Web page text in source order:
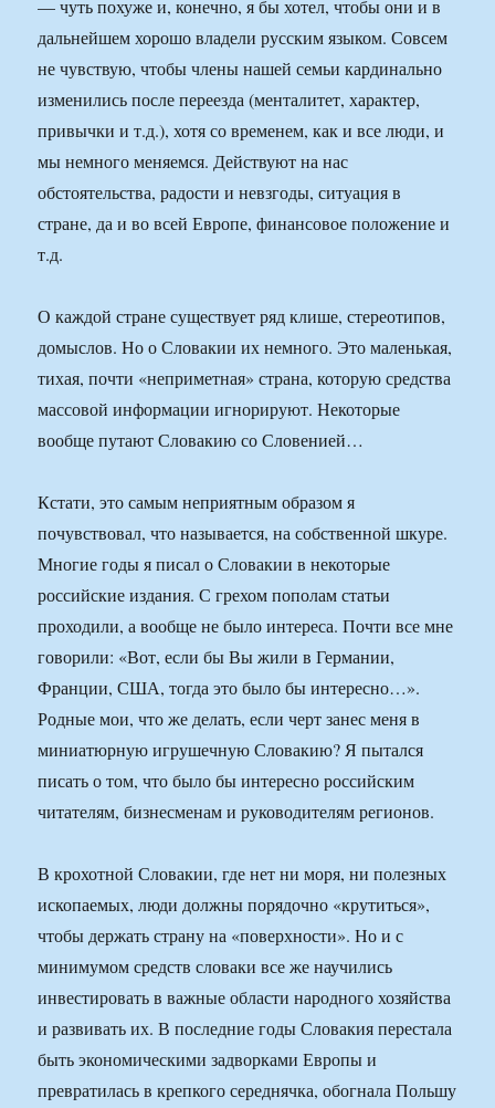
— чуть похуже и, конечно, я бы хотел, чтобы они и в
дальнейшем хорошо владели русским языком. Совсем
не чувствую, чтобы члены нашей семьи кардинально
изменились после переезда (менталитет, характер,
привычки и т.д.), хотя со временем, как и все люди, и
мы немного меняемся. Действуют на нас
обстоятельства, радости и невзгоды, ситуация в
стране, да и во всей Европе, финансовое положение и
т.д.
О каждой стране существует ряд клише, стереотипов,
домыслов. Но о Словакии их немного. Это маленькая,
тихая, почти «неприметная» страна, которую средства
массовой информации игнорируют. Некоторые
вообще путают Словакию со Словенией…
Кстати, это самым неприятным образом я
почувствовал, что называется, на собственной шкуре.
Многие годы я писал о Словакии в некоторые
российские издания. С грехом пополам статьи
проходили, а вообще не было интереса. Почти все мне
говорили: «Вот, если бы Вы жили в Германии,
Франции, США, тогда это было бы интересно…».
Родные мои, что же делать, если черт занес меня в
миниатюрную игрушечную Словакию? Я пытался
писать о том, что было бы интересно российским
читателям, бизнесменам и руководителям регионов.
В крохотной Словакии, где нет ни моря, ни полезных
ископаемых, люди должны порядочно «крутиться»,
чтобы держать страну на «поверхности». Но и с
минимумом средств словаки все же научились
инвестировать в важные области народного хозяйства
и развивать их. В последние годы Словакия перестала
быть экономическими задворками Европы и
превратилась в крепкого середнячка, обогнала Польшу